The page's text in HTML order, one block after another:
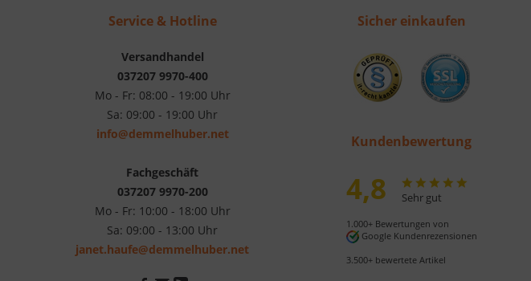
Service & Hotline
Versandhandel
037207 9970-400
Mo - Fr: 08:00 - 19:00 Uhr
Sa: 09:00 - 19:00 Uhr
info@demmelhuber.net
Fachgeschäft
037207 9970-200
Mo - Fr: 10:00 - 18:00 Uhr
Sa: 09:00 - 13:00 Uhr
janet.haufe@demmelhuber.net
Sicher einkaufen
Kundenbewertung
4,8 Sehr gut
1.000+ Bewertungen von
Google Kundenrezensionen
3.500+ bewertete Artikel